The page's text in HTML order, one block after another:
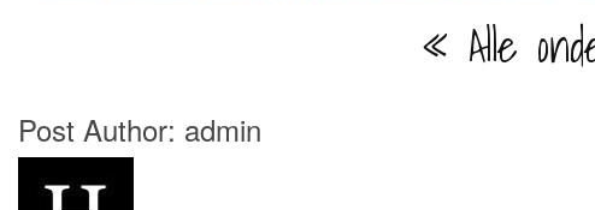
« Alle
Post Author: admin